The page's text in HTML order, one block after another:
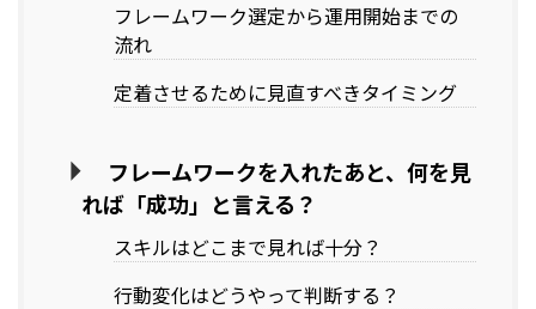
フレームワーク選定から運用開始までの
流れ
定着させるために見直すべきタイミング
フレームワークを入れたあと、何を見
れば「成功」と言える？
スキルはどこまで見れば十分？
行動変化はどうやって判断する？